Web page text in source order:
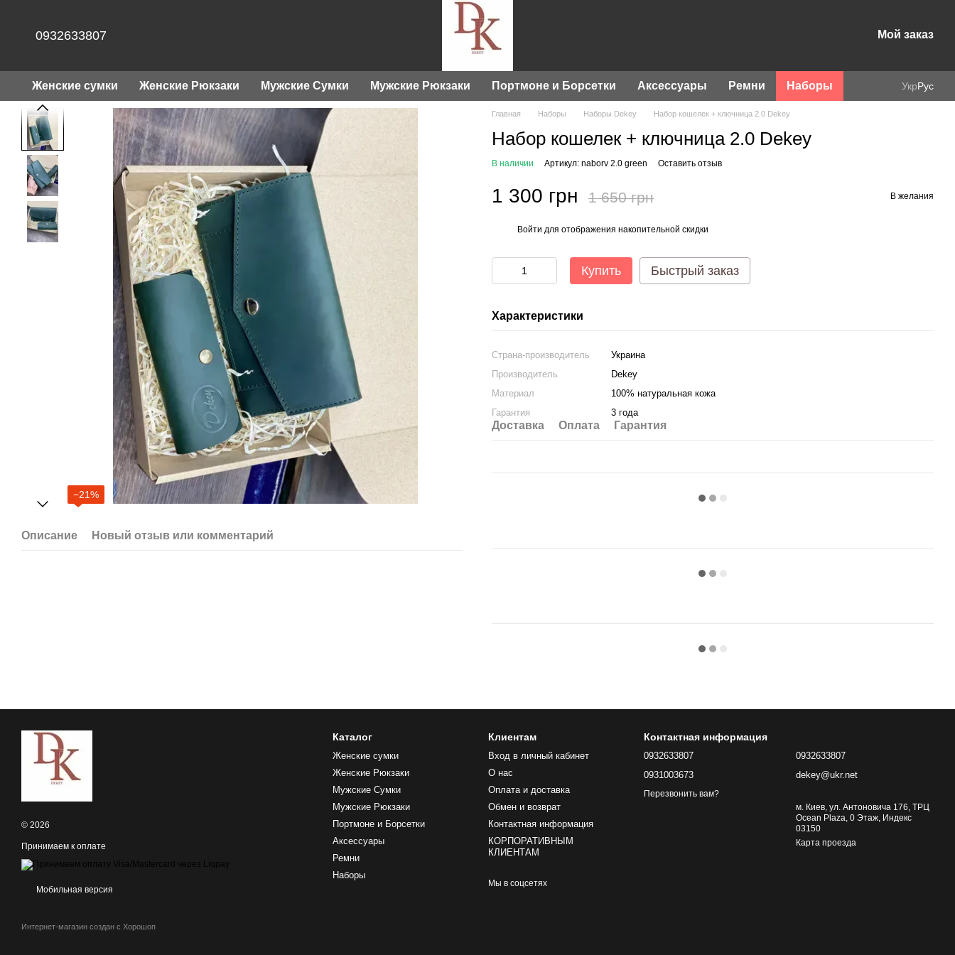
0932633807 Мой заказ
Женские сумки Женские Рюкзаки Мужские Сумки Мужские Рюкзаки Портмоне и Борсетки Аксессуары Ремни Наборы УкрРус
−21%
Описание Новый отзыв или комментарий
Главная Наборы Наборы Dekey Набор кошелек + ключница 2.0 Dekey
Набор кошелек + ключница 2.0 Dekey
В наличии Артикул: naborv 2.0 green Оставить отзыв
1 300 грн 1 650 грн В желания
Войти для отображения накопительной скидки
Купить Быстрый заказ
Характеристики
Страна-производитель
Украина
Производитель
Dekey
Материал
100% натуральная кожа
Гарантия
3 года
Доставка Оплата Гарантия
© 2026
Принимаем к оплате
Мобильная версия
Интернет-магазин создан с Хорошоп
Каталог
Женские сумки
Женские Рюкзаки
Мужские Сумки
Мужские Рюкзаки
Портмоне и Борсетки
Аксессуары
Ремни
Наборы
Клиентам
Вход в личный кабинет
О нас
Оплата и доставка
Обмен и возврат
Контактная информация
КОРПОРАТИВНЫМ
КЛИЕНТАМ
Мы в соцсетях
Контактная информация
0932633807
0931003673
Перезвонить вам?
0932633807
dekey@ukr.net
м. Киев, ул. Антоновича 176, ТРЦ
Ocean Plaza, 0 Этаж, Индекс
03150
Карта проезда